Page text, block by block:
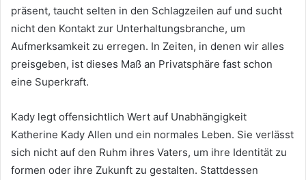
präsent, taucht selten in den Schlagzeilen auf und sucht
nicht den Kontakt zur Unterhaltungsbranche, um
Aufmerksamkeit zu erregen. In Zeiten, in denen wir alles
preisgeben, ist dieses Maß an Privatsphäre fast schon
eine Superkraft.
Kady legt offensichtlich Wert auf Unabhängigkeit
Katherine Kady Allen und ein normales Leben. Sie verlässt
sich nicht auf den Ruhm ihres Vaters, um ihre Identität zu
formen oder ihre Zukunft zu gestalten. Stattdessen